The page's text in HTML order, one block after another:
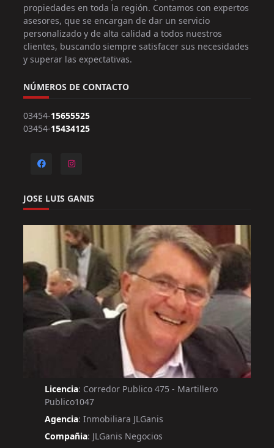
propiedades en toda la región. Contamos con expertos
asesores, que se encargan de dar un servicio
personalizado y de alta calidad a todos nuestros
clientes, buscando siempre satisfacer sus necesidades
y superar las expectativas.
NÚMEROS DE CONTACTO
03454-15655525
03454-15434125
JOSE LUIS GANIS
Licencia: Corredor Publico 475 - Martillero
Publico1047
Agencia: Inmobiliara JLGanis
Compañia: JLGanis Negocios